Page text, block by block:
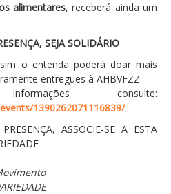
alimentares, receberá ainda um
SEJA SOLIDÁRIO
o entenda poderá doar mais
entregues à AHBVFZZ.
consulte:
1390262071116839/
ASSOCIE-SE A ESTA